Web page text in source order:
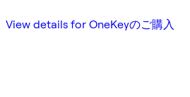
View details for OneKeyのご購入